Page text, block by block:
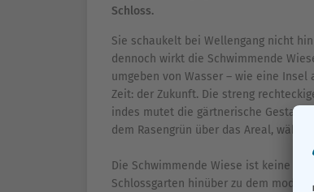
Schloss.
Sie schaukelt bei Wellengang nicht
dennoch wirkt die Schwimmende
umgeben von Wasser – wie eine Insel
Zeit: der Zukunft. Die streng
indes mutet die gärtnerische
dem Rasengrün über das Areal,
Die Schwimmende Wiese ist keine
Schlossgarten hinüber zu dem